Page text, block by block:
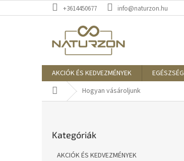
a
+3614450677 info@naturzon.hu
AKCIÓK ÉS KEDVEZMÉNYEK EGÉSZSÉG
KezdőlapHogyan vásároljunk
átugrása
Kategóriák
AKCIÓK ÉS KEDVEZMÉNYEK